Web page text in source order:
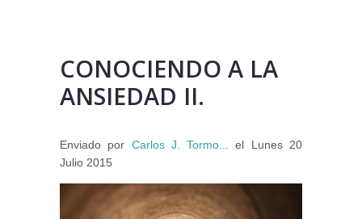
CONOCIENDO A LA
ANSIEDAD II.
Enviado por Carlos J. Tormo... el Lunes 20
Julio 2015